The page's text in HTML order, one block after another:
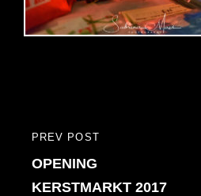
Bericht
navigatie
PREVIOUS
POST
PREV POST
OPENING
KERSTMARKT 2017